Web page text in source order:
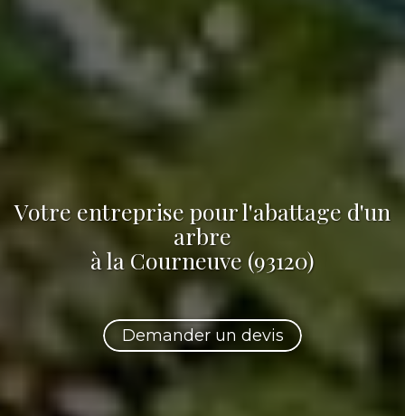
Votre entreprise pour l'abattage d'un
arbre
à la Courneuve (93120)
Demander un devis